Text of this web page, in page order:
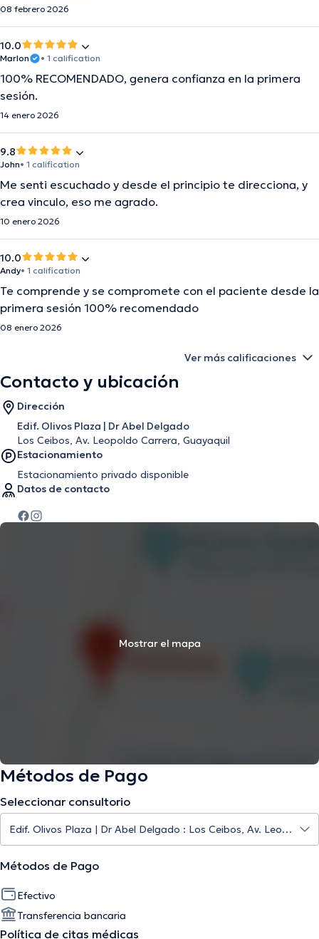
08 febrero 2026
10.0
Marlon • 1 calification
100% RECOMENDADO, genera confianza en la primera
sesión.
14 enero 2026
9.8
John• 1 calification
Me senti escuchado y desde el principio te direcciona, y
crea vinculo, eso me agrado.
10 enero 2026
10.0
Andy• 1 calification
Te comprende y se compromete con el paciente desde la
primera sesión 100% recomendado
08 enero 2026
Ver más calificaciones
Contacto y ubicación
Dirección
Edif. Olivos Plaza | Dr Abel Delgado
Los Ceibos, Av. Leopoldo Carrera, Guayaquil
Estacionamiento
Estacionamiento privado disponible
Datos de contacto
Mostrar el mapa
Métodos de Pago
Seleccionar consultorio
Métodos de Pago
Efectivo
Transferencia bancaria
Política de citas médicas